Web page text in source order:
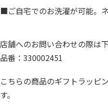
■ご自宅でのお洗濯が可能。
店舗へのお問い合わせの際は
品番：330002451
こちらの商品のギフトラッピ
す。